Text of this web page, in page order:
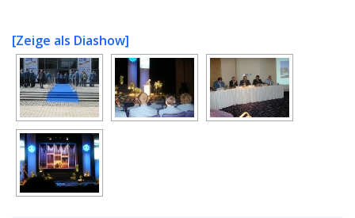
[Zeige als Diashow]